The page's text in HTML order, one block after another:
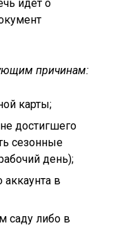
идет о
причинам:
карты;
достигшего
сезонные
день);
в
саду либо в